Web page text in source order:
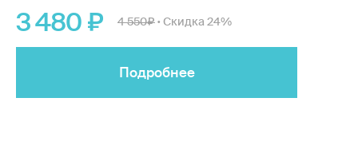
3 480 4 550 • Скидка 24%
Подробнее